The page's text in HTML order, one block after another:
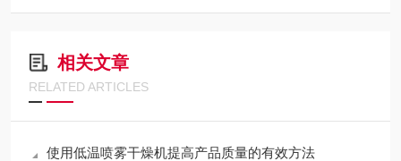
相关文章
RELATED ARTICLES
使用低温喷雾干燥机提高产品质量的有效方法